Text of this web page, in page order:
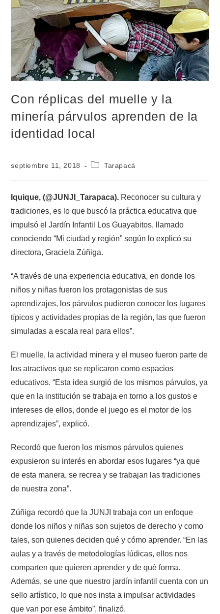
Con réplicas del muelle y la
minería párvulos aprenden de la
identidad local
septiembre 11, 2018 Tarapacá
Iquique, (@JUNJI_Tarapaca). Reconocer su cultura y
tradiciones, es lo que buscó la práctica educativa que
impulsó el Jardín Infantil Los Guayabitos, llamado
conociendo “Mi ciudad y región” según lo explicó su
directora, Graciela Zúñiga.
“A través de una experiencia educativa, en donde los
niños y niñas fueron los protagonistas de sus
aprendizajes, los párvulos pudieron conocer los lugares
típicos y actividades propias de la región, las que fueron
simuladas a escala real para ellos”.
El muelle, la actividad minera y el museo fueron parte de
los atractivos que se replicaron como espacios
educativos. “Esta idea surgió de los mismos párvulos, ya
que en la institución se trabaja en torno a los gustos e
intereses de ellos, donde el juego es el motor de los
aprendizajes”, explicó.
Recordó que fueron los mismos párvulos quienes
expusieron su interés en abordar esos lugares “ya que
de esta manera, se recrea y se trabajan las tradiciones
de nuestra zona”.
Zúñiga recordó que la JUNJI trabaja con un enfoque
donde los niños y niñas son sujetos de derecho y como
tales, son quienes deciden qué y cómo aprender. “En las
aulas y a través de metodologías lúdicas, ellos nos
comparten que quieren aprender y de qué forma.
Además, se une que nuestro jardín infantil cuenta con un
sello artístico, lo que nos insta a impulsar actividades
que van por ese ámbito”, finalizó.